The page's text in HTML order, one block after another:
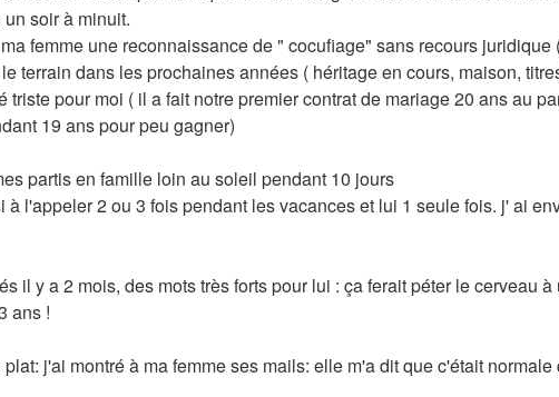
soir à minuit.
femme une reconnaissance de " cocufiage" sans recours
terrain dans les prochaines années ( héritage en cours, maison,
pour moi ( il a fait notre premier contrat de mariage 20 ans au
19 ans pour peu gagner)
partis en famille loin au soleil pendant 10 jours
l'appeler 2 ou 3 fois pendant les vacances et lui 1 seule fois. j' ai
il y a 2 mois, des mots très forts pour lui : ça ferait péter le cerveau
ans !
j'ai montré à ma femme ses mails: elle m'a dit que c'était